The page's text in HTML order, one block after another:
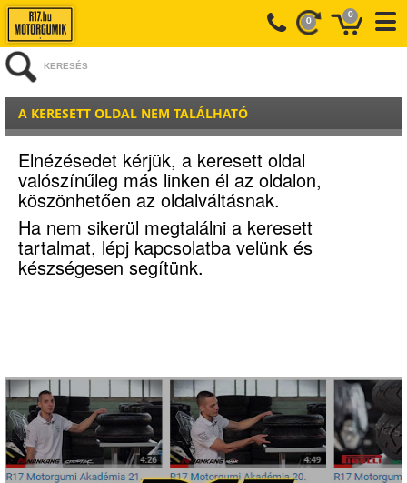
0
0
KERESÉS
A KERESETT OLDAL NEM TALÁLHATÓ
Elnézésedet kérjük, a keresett oldal
valószínűleg más linken él az oldalon,
köszönhetően az oldalváltásnak.
Ha nem sikerül megtalálni a keresett
tartalmat, lépj kapcsolatba velünk és
készségesen segítünk.